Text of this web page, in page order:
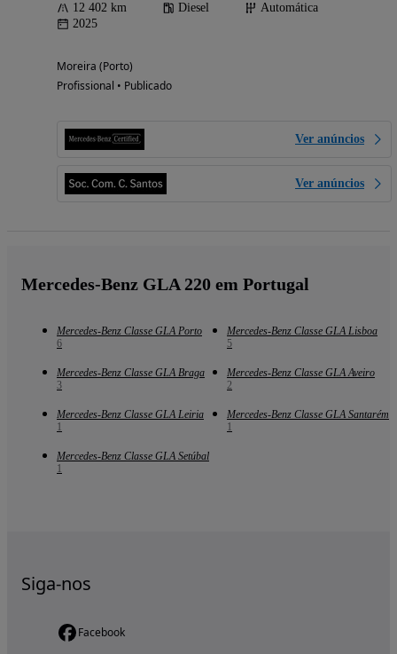
12 402 km Diesel
Automática
2025
Moreira (Porto)
Profissional • Publicado
Ver anúncios
Ver anúncios
Mercedes-Benz GLA 220 em Portugal
Mercedes-Benz Classe GLA Porto
6
Mercedes-Benz Classe GLA Lisboa
5
Mercedes-Benz Classe GLA Braga
3
Mercedes-Benz Classe GLA Aveiro
2
Mercedes-Benz Classe GLA Leiria
1
Mercedes-Benz Classe GLA Santarém
1
Mercedes-Benz Classe GLA Setúbal
1
Siga-nos
Facebook